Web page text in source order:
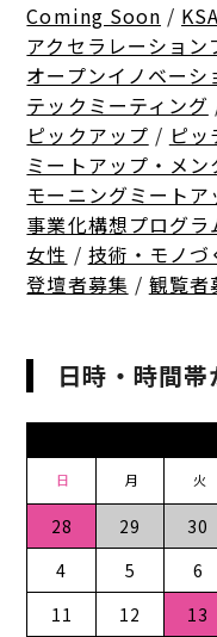
Coming Soon /
アクセラレーション
オープンイノベーシ
テックミーティング
ピックアップ / ピッ
ミートアップ・メン
モーニングミートア
事業化構想プログラ
女性 / 技術・モノづ
登壇者募集 / 観覧者
日時・時間帯
日 月 火
28 29 30
4
5 6
11
12 13